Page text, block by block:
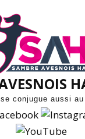
conjugue aussi